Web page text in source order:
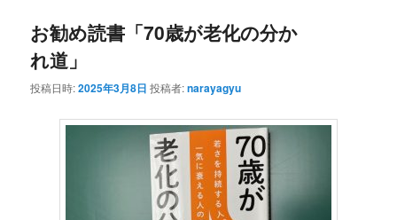
お勧め読書「70歳が老化の分か
れ道」
投稿日時:2025年3月8日 投稿者:narayagyu